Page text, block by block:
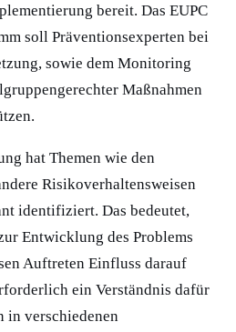
bereit. Das EUPC
soll Präventionsexperten bei
sowie dem Monitoring
Maßnahmen
hat Themen wie den
Risikoverhaltensweisen
identifiziert. Das bedeutet,
Entwicklung des Problems
Auftreten Einfluss darauf
ein Verständnis dafür
in verschiedenen